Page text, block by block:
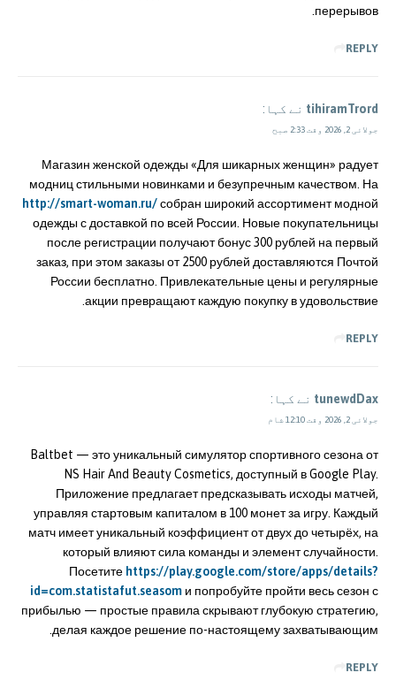
перерывов.
REPLY
tihiramTrord نے کہا:
جولائی 2, 2026 وقت 2:33 صبح
Магазин женской одежды «Для шикарных женщин» радует
модниц стильными новинками и безупречным качеством. На
http://smart-woman.ru/собран широкий ассортимент модной
одежды с доставкой по всей России. Новые покупательницы
после регистрации получают бонус 300 рублей на первый
заказ, при этом заказы от 2500 рублей доставляются Почтой
России бесплатно. Привлекательные цены и регулярные
акции превращают каждую покупку в удовольствие.
REPLY
tunewdDax نے کہا:
جولائی 2, 2026 وقت 12:10 شام
Baltbet — это уникальный симулятор спортивного сезона от
NS Hair And Beauty Cosmetics, доступный в Google Play.
Приложение предлагает предсказывать исходы матчей,
управляя стартовым капиталом в 100 монет за игру. Каждый
матч имеет уникальный коэффициент от двух до четырёх, на
который влияют сила команды и элемент случайности.
Посетите https://play.google.com/store/apps/details?
id=com.statistafut.seasom и попробуйте пройти весь сезон с
прибылью — простые правила скрывают глубокую стратегию,
делая каждое решение по-настоящему захватывающим.
REPLY